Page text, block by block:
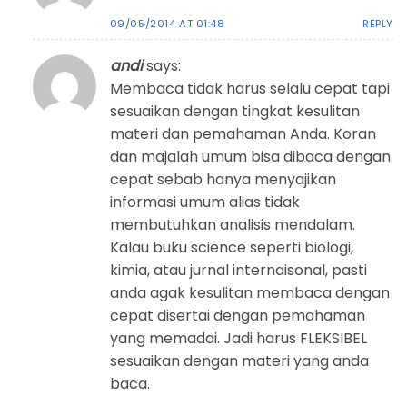
09/05/2014 AT 01:48 REPLY
andisays:
Membaca tidak harus selalu cepat tapi
sesuaikan dengan tingkat kesulitan
materi dan pemahaman Anda. Koran
dan majalah umum bisa dibaca dengan
cepat sebab hanya menyajikan
informasi umum alias tidak
membutuhkan analisis mendalam.
Kalau buku science seperti biologi,
kimia, atau jurnal internaisonal, pasti
anda agak kesulitan membaca dengan
cepat disertai dengan pemahaman
yang memadai. Jadi harus FLEKSIBEL
sesuaikan dengan materi yang anda
baca.